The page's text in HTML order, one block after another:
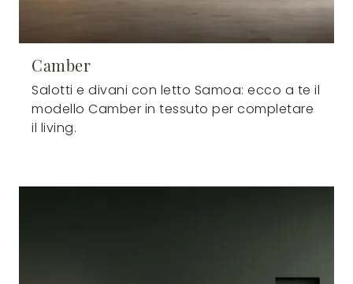
Camber
Salotti e divani con letto Samoa: ecco a te il
modello Camber in tessuto per completare
il living.